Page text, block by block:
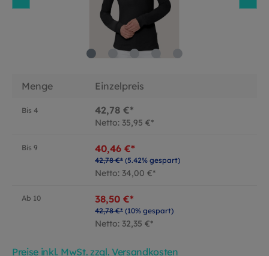
Menge Einzelpreis
Bis 4 42,78 €*
Netto: 35,95 €*
Bis 9 40,46 €*
42,78 €* (5.42% gespart)
Netto: 34,00 €*
Ab 10 38,50 €*
42,78 €* (10% gespart)
Netto: 32,35 €*
Preise inkl. MwSt. zzgl. Versandkosten